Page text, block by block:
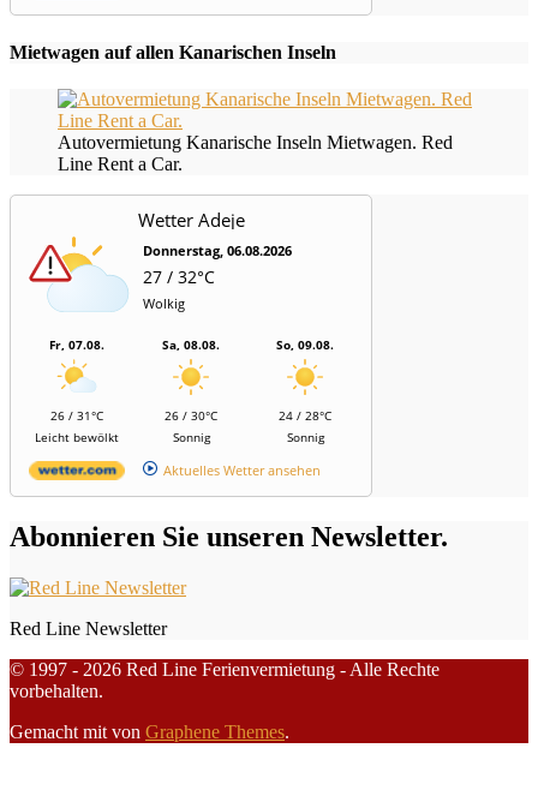
Mietwagen auf allen Kanarischen Inseln
Autovermietung Kanarische Inseln Mietwagen. Red
Line Rent a Car.
Wetter Adeje
Donnerstag, 06.08.2026
27 / 32°C
Wolkig
Fr, 07.08.
26 / 31°C
Leicht bewölkt
Sa, 08.08.
26 / 30°C
Sonnig
So, 09.08.
24 / 28°C
Sonnig
Aktuelles Wetter ansehen
Abonnieren Sie unseren Newsletter.
Red Line Newsletter
© 1997 - 2026 Red Line Ferienvermietung - Alle Rechte
vorbehalten.
Gemacht mit von Graphene Themes.